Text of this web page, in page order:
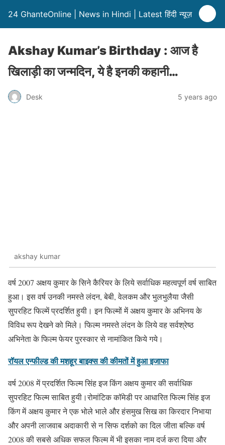
24 GhanteOnline | News in Hindi | Latest हिंदी न्यूज़
Akshay Kumar’s Birthday : आज है
खिलाड़ी का जन्मदिन, ये है इनकी कहानी…
Desk 5 years ago
akshay kumar
वर्ष 2007 अक्षय कुमार के सिने कैरियर के लिये सर्वाधिक महत्वपूर्ण वर्ष साबित
हुआ। इस वर्ष उनकी नमस्ते लंदन, बेबी, वेलकम और भुलभुलैया जैसी
सुपरहिट फिल्में प्रदर्शित हुयी। इन फिल्मों में अक्षय कुमार के अभिनय के
विविध रूप देखने को मिले। फिल्म नमस्ते लंदन के लिये वह सर्वश्रेष्ठ
अभिनेता के फिल्म फेयर पुरस्कार से नामांकित किये गये।
रॉयल एन्फील्ड की मशहूर बाइक्स की कीमतों में हुआ इजाफा
वर्ष 2008 में प्रदर्शित फिल्म सिंह इज किंग अक्षय कुमार की सर्वाधिक
सुपरहिट फिल्म साबित हुयी।रोमांटिक कॉमेडी पर आधारित फिल्म सिंह इज
किंग में अक्षय कुमार ने एक भोले भाले और हंसमुख सिख का किरदार निभाया
और अपनी लाजवाब अदाकारी से न सिफ दर्शको का दिल जीता बल्कि वर्ष
2008 की सबसे अधिक सफल फिल्म में भी इसका नाम दर्ज करा दिया और